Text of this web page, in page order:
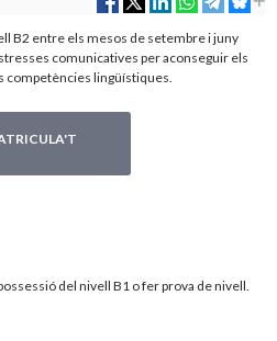
B2 entre els mesos de setembre i juny
comunicatives per aconseguir els
competències lingüístiques.
del nivell B1 o fer prova de nivell.